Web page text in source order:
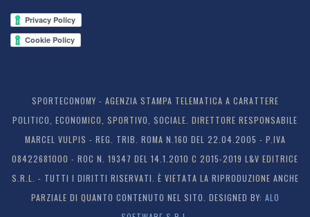
SPORTECONOMY - AGENZIA STAMPA TELEMATICA A CARATTERE
POLITICO, ECONOMICO, SPORTIVO, SOCIALE. DIRETTORE RESPONSABILE
MARCEL VULPIS - REG. TRIB. ROMA N.160 DEL 22.04.2005 - P.IVA
08422681000 - ROC N. 19347 DEL 14.1.2010 C 2015-2019 L&V EDITRICE
S.R.L. - TUTTI I DIRITTI RISERVATI. È VIETATA LA RIPRODUZIONE ANCHE
PARZIALE DI QUANTO CONTENUTO NEL SITO. DESIGNED BY: ALO